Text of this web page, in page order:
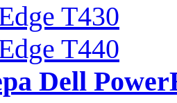
T430
T440
Dell